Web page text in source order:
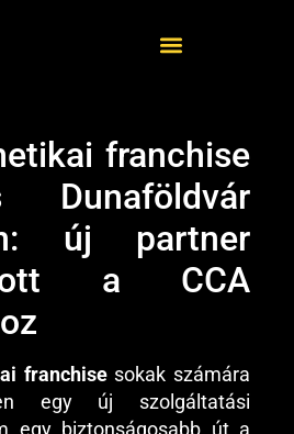
KÖVETKEZŐ
Vállalkozás indítás biztonságosan: Koppány története a CCA START programmal
franchise
új partner
a CCA
franchisesokak számára
egy új szolgáltatási
egy biztonságosabb út a